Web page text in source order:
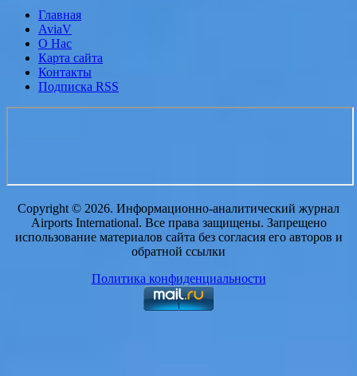
Главная
AviaV
О Нас
Карта сайта
Контакты
Подписка RSS
Copyright © 2026. Информационно-аналитический журнал
Airports International. Все права защищены. Запрещено
использование материалов сайта без согласия его авторов и
обратной ссылки
Политика конфиденциальности